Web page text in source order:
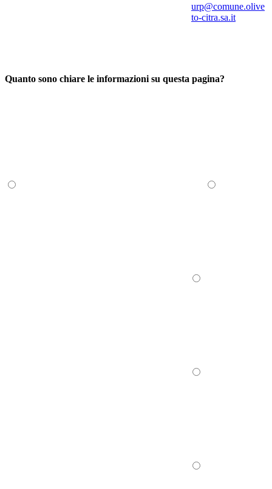
urp@comune.olive
to-citra.sa.it
Quanto sono chiare le informazioni su questa pagina?